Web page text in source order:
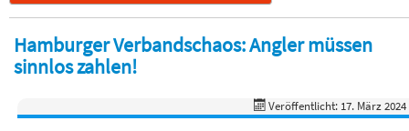
Hamburger Verbandschaos: Angler müssen
sinnlos zahlen!
Veröffentlicht: 17. März 2024